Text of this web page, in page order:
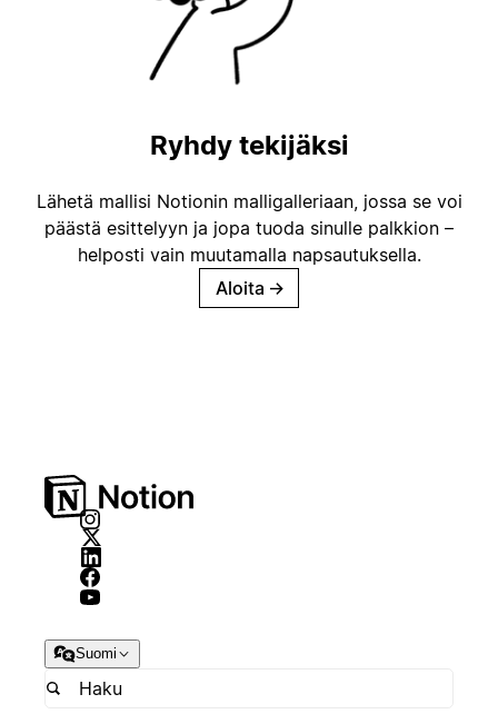
Ryhdy tekijäksi
Lähetä mallisi Notionin malligalleriaan, jossa se voi
päästä esittelyyn ja jopa tuoda sinulle palkkion –
helposti vain muutamalla napsautuksella.
Aloita →
Suomi